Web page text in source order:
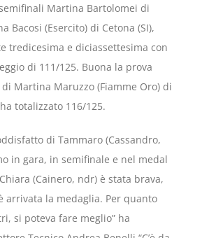
Martina Bartolomei di
Bacosi (Esercito) di Cetona (SI),
tredicesima e diciassettesima con
di 111/125. Buona la prova
Martina Maruzzo (Fiamme Oro) di
totalizzato 116/125.
di Tammaro (Cassandro,
in gara, in semifinale e nel medal
(Cainero, ndr) è stata brava,
arrivata la medaglia. Per quanto
si poteva fare meglio” ha